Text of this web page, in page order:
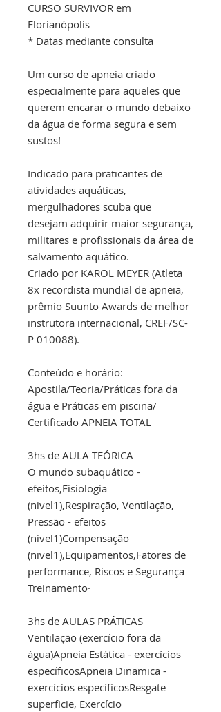
CURSO SURVIVOR em
Florianópolis
* Datas mediante consulta
Um curso de apneia criado
especialmente para aqueles que
querem encarar o mundo debaixo
da água de forma segura e sem
sustos!
Indicado para praticantes de
atividades aquáticas,
mergulhadores scuba que
desejam adquirir maior segurança,
militares e profissionais da área de
salvamento aquático.
Criado por KAROL MEYER (Atleta
8x recordista mundial de apneia,
prêmio Suunto Awards de melhor
instrutora internacional, CREF/SC-
P 010088).
Conteúdo e horário:
Apostila/Teoria/Práticas fora da
água e Práticas em piscina/
Certificado APNEIA TOTAL
3hs de AULA TEÓRICA
O mundo subaquático -
efeitos,Fisiologia
(nivel1),Respiração, Ventilação,
Pressão - efeitos
(nivel1)Compensação
(nivel1),Equipamentos,Fatores de
performance, Riscos e Segurança
Treinamento·
3hs de AULAS PRÁTICAS
Ventilação (exercício fora da
água)Apneia Estática - exercícios
específicosApneia Dinamica -
exercícios específicosResgate
superficie, Exercício